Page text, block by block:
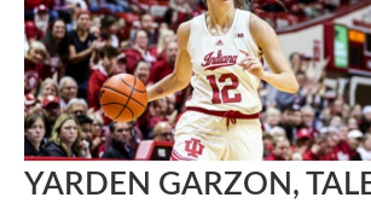
YARDEN GARZON,